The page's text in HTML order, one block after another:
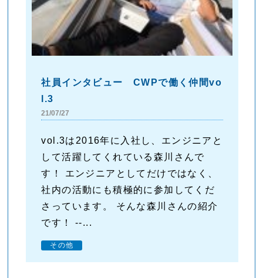
社員インタビュー CWPで働く仲間vo
l.3
21/07/27
vol.3は2016年に入社し、エンジニアと
して活躍してくれている森川さんで
す！ エンジニアとしてだけではなく、
社内の活動にも積極的に参加してくだ
さっています。 そんな森川さんの紹介
です！ --...
その他